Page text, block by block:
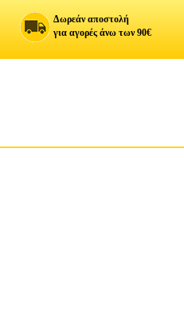
Δωρεάν αποστολή
για αγορές άνω των 90€